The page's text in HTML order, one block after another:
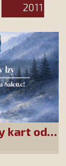
2011
kart od